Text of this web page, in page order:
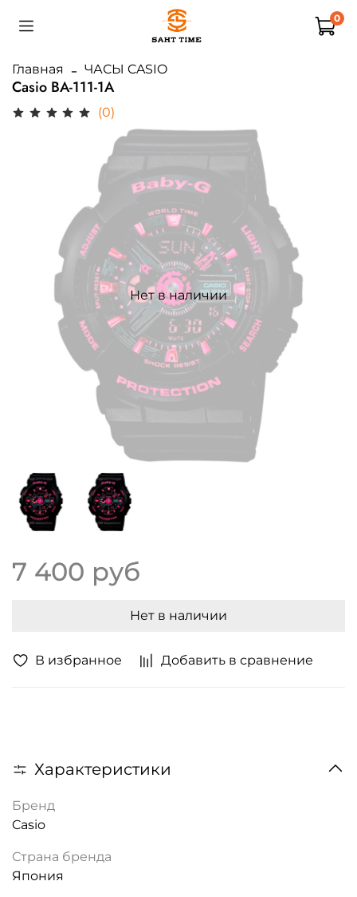
0
Главная ЧАСЫ CASIO
Casio BA-111-1A
(0)
В избранное Добавить в сравнение
Нет в наличии
7 400 руб
Нет в наличии
Характеристики
Бренд
Casio
Страна бренда
Япония